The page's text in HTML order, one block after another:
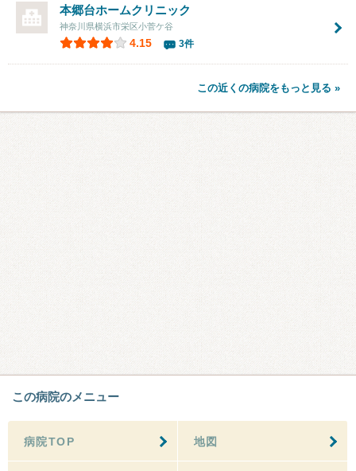
本郷台ホームクリニック
神奈川県横浜市栄区小菅ケ谷
4.15 3件
この近くの病院をもっと見る »
この病院のメニュー
病院TOP 地図